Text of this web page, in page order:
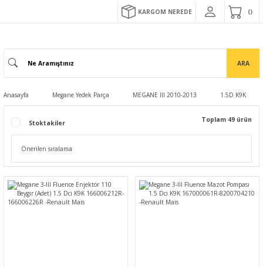
KARGOM NEREDE
ARA
Anasayfa Megane Yedek Parça MEGANE III 2010-2013 1.5D K9K
Stoktakiler Toplam 49 ürün